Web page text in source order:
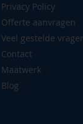
Privacy Policy
Offerte aanvragen
Veel gestelde
Contact
Maatwerk
Blog